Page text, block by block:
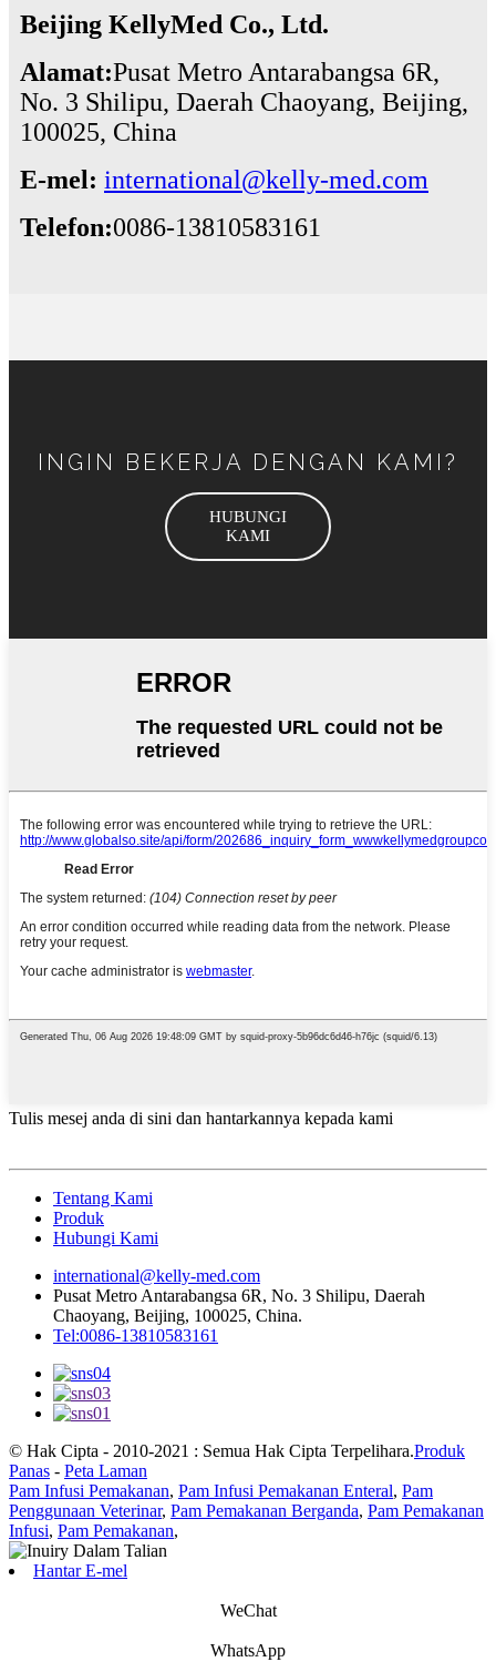
Beijing KellyMed Co., Ltd.
Alamat:Pusat Metro Antarabangsa 6R,
No. 3 Shilipu, Daerah Chaoyang, Beijing,
100025, China
E-mel: international@kelly-med.com
Telefon:0086-13810583161
INGIN BEKERJA DENGAN KAMI?
HUBUNGI
KAMI
Tulis mesej anda di sini dan hantarkannya kepada kami
Tentang Kami
Produk
Hubungi Kami
international@kelly-med.com
Pusat Metro Antarabangsa 6R, No. 3 Shilipu, Daerah
Chaoyang, Beijing, 100025, China.
Tel:0086-13810583161
© Hak Cipta - 2010-2021 : Semua Hak Cipta Terpelihara.Produk
Panas - Peta Laman
Pam Infusi Pemakanan, Pam Infusi Pemakanan Enteral, Pam
Penggunaan Veterinar, Pam Pemakanan Berganda, Pam Pemakanan
Infusi, Pam Pemakanan,
Hantar E-mel
WeChat
WhatsApp